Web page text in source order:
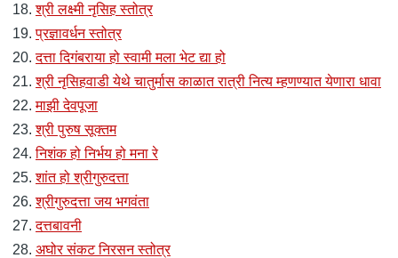
श्री लक्ष्मी नृसिह स्तोत्र
प्रज्ञावर्धन स्तोत्र
दत्ता दिगंबराया हो स्वामी मला भेट द्या हो
श्री नृसिहवाडी येथे चातुर्मास काळात रात्री नित्य म्हणण्यात येणारा धावा
माझी देवपूजा
श्री पुरुष सूक्तम
निशंक हो निर्भय हो मना रे
शांत हो श्रीगुरुदत्ता
श्रीगुरुदत्ता जय भगवंता
दत्तबावनी
अघोर संकट निरसन स्तोत्र